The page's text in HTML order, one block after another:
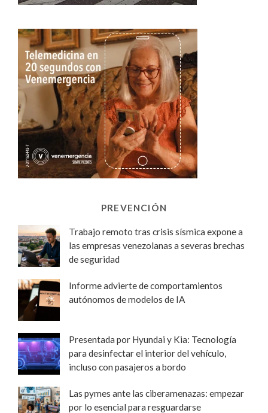
PREVENCIÓN
Trabajo remoto tras crisis sísmica expone a
las empresas venezolanas a severas brechas
de seguridad
Informe advierte de comportamientos
autónomos de modelos de IA
Presentada por Hyundai y Kia: Tecnología
para desinfectar el interior del vehículo,
incluso con pasajeros a bordo
Las pymes ante las ciberamenazas: empezar
por lo esencial para resguardarse